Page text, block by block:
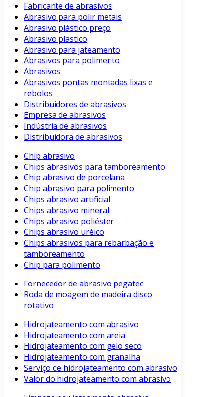
Fabricante de abrasivos
Abrasivo para polir metais
Abrasivo plástico preço
Abrasivo plastico
Abrasivo para jateamento
Abrasivos para polimento
Abrasivos
Abrasivos pontas montadas lixas e
rebolos
Distribuidores de abrasivos
Empresa de abrasivos
Indústria de abrasivos
Distribuidora de abrasivos
Chip abrasivo
Chips abrasivos para tamboreamento
Chip abrasivo de porcelana
Chip abrasivo para polimento
Chips abrasivo artificial
Chips abrasivo mineral
Chips abrasivo poliéster
Chips abrasivo uréico
Chips abrasivos para rebarbação e
tamboreamento
Chip para polimento
Fornecedor de abrasivo pegatec
Roda de moagem de madeira disco
rotativo
Hidrojateamento com abrasivo
Hidrojateamento com areia
Hidrojateamento com gelo seco
Hidrojateamento com granalha
Serviço de hidrojateamento com abrasivo
Valor do hidrojateamento com abrasivo